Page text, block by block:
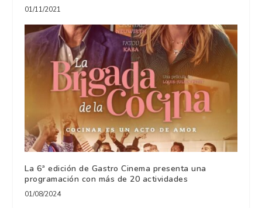
01/11/2021
La 6ª edición de Gastro Cinema presenta una
programación con más de 20 actividades
01/08/2024